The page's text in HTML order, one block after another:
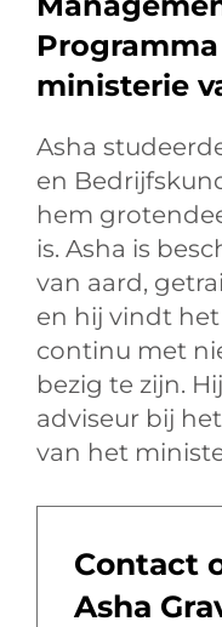
ministerie
Asha
en
hem
is. Asha is
van aard,
en hij vindt
continu met
bezig te zijn.
adviseur bij
van het
Contact
Asha